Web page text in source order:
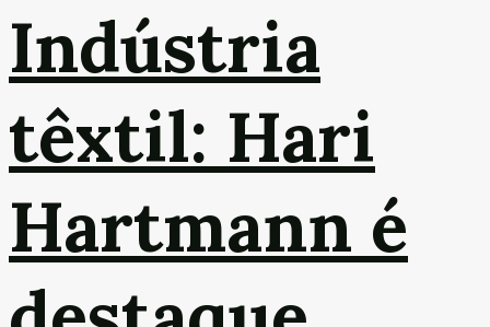
Indústria
têxtil: Hari
Hartmann é